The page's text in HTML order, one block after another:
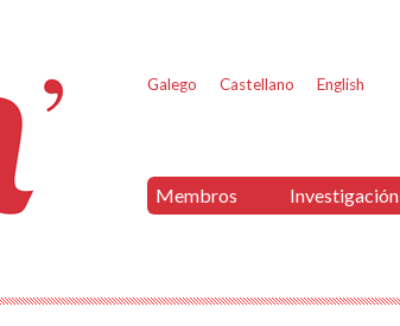
Galego Castellano English
Membros Investigación